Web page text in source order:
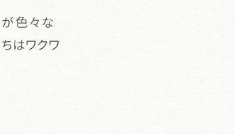
が色々な
はワクワ